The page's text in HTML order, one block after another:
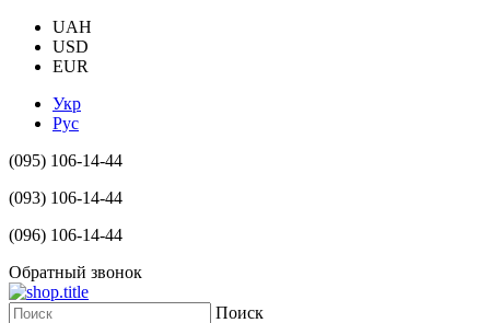
UAH
USD
EUR
Укр
Рус
(095) 106-14-44
(093) 106-14-44
(096) 106-14-44
Обратный звонок
Поиск